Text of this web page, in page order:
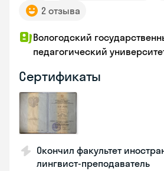
2 отзыва
Вологодский
педагогический
Сертификаты
Окончил факультет
лингвист-преподаватель